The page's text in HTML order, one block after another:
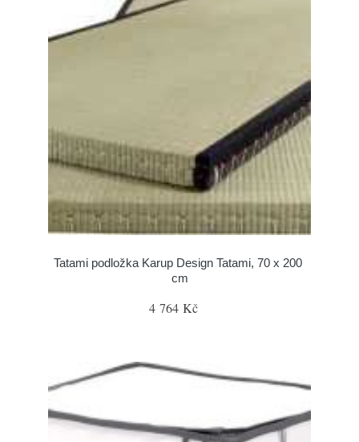
Tatami podložka Karup Design Tatami, 70 x 200
cm
4 764 Kč